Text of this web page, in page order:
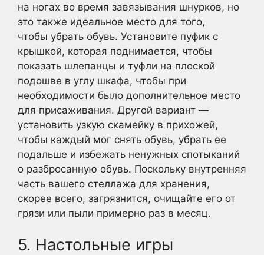
на ногах во время завязывания шнурков, но
это также идеальное место для того,
чтобы убрать обувь. Установите пуфик с
крышкой, которая поднимается, чтобы
показать шлепанцы и туфли на плоской
подошве в углу шкафа, чтобы при
необходимости было дополнительное место
для присаживания. Другой вариант —
установить узкую скамейку в прихожей,
чтобы каждый мог снять обувь, убрать ее
подальше и избежать ненужных спотыканий
о разбросанную обувь. Поскольку внутренняя
часть вашего стеллажа для хранения,
скорее всего, загрязнится, очищайте его от
грязи или пыли примерно раз в месяц.
5. Настольные игры